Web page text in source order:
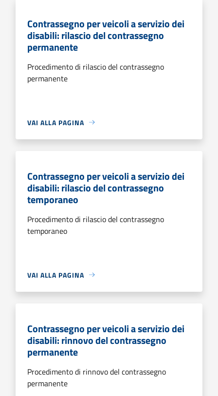
Contrassegno per veicoli a servizio dei
disabili: rilascio del contrassegno
permanente
Procedimento di rilascio del contrassegno
permanente
VAI ALLA PAGINA
Contrassegno per veicoli a servizio dei
disabili: rilascio del contrassegno
temporaneo
Procedimento di rilascio del contrassegno
temporaneo
VAI ALLA PAGINA
Contrassegno per veicoli a servizio dei
disabili: rinnovo del contrassegno
permanente
Procedimento di rinnovo del contrassegno
permanente